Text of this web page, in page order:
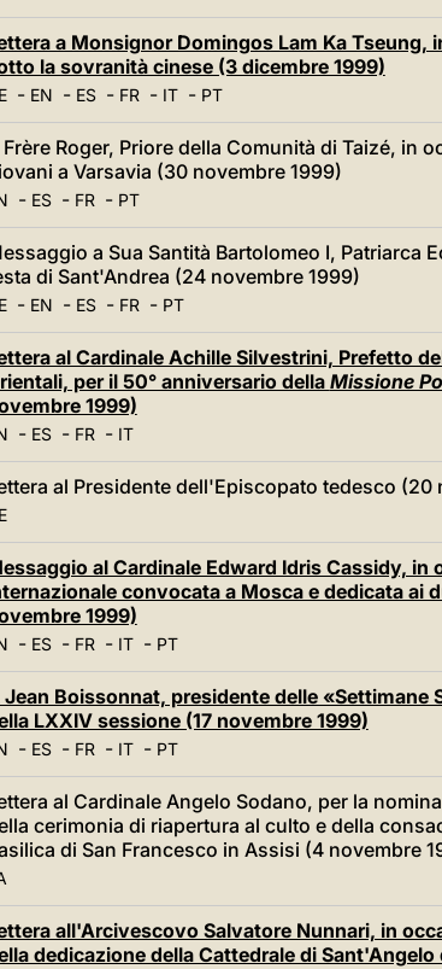
a Monsignor Domingos Lam Ka Tseung,
la sovranità cinese (3 dicembre 1999)
- EN - ES- FR- IT- PT
Frère Roger, Priore della Comunità di Taizé, in
a Varsavia (30 novembre 1999)
- ES- FR- PT
a Sua Santità Bartolomeo I, Patriarca
di Sant'Andrea (24 novembre 1999)
- EN - ES- FR- PT
al Cardinale Achille Silvestrini, Prefetto
per il 50° anniversario della Missione
1999)
- ES- FR- IT
al Presidente dell'Episcopato tedesco (20
al Cardinale Edward Idris Cassidy, in
convocata a Mosca e dedicata ai
1999)
- ES- FR- IT- PT
Jean Boissonnat, presidente delle «Settimane
LXXIV sessione (17 novembre 1999)
- ES- FR- IT- PT
al Cardinale Angelo Sodano, per la
cerimonia di riapertura al culto e della
di San Francesco in Assisi (4 novembre
all'Arcivescovo Salvatore Nunnari, in
dedicazione della Cattedrale di Sant'Angelo